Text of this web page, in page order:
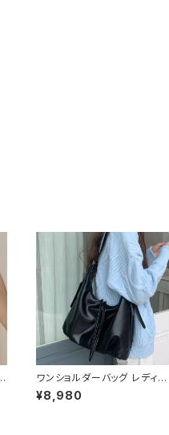
ワンショルダーバッグ レディー
ス 大容量 ハーフムーンバッグ
レザー調 シンプル きれいめ
¥8,980